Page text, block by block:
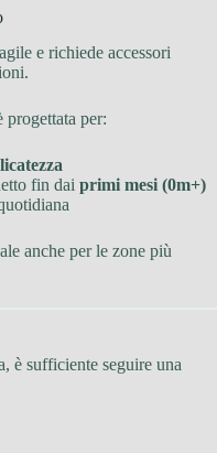
e richiede accessori
progettata per:
fin dai primi mesi (0m+)
anche per le zone più
è sufficiente seguire una